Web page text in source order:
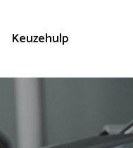
Keuzehulp